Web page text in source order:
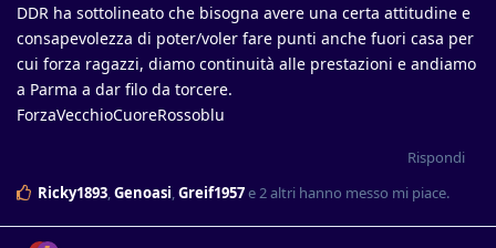
DDR ha sottolineato che bisogna avere una certa attitudine e
consapevolezza di poter/voler fare punti anche fuori casa per
cui forza ragazzi, diamo continuità alle prestazioni e andiamo
a Parma a dar filo da torcere.
ForzaVecchioCuoreRossoblu
Rispondi
Ricky1893 Genoasi Greif1957e 2altri hanno messo mi piace.